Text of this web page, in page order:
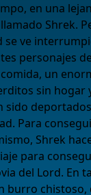
en una
Shrek.
se ve
personajes
un
sin hogar
sido
Para
Shrek
para
del Lord. En
burro chistoso,